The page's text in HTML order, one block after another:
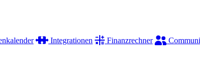
Integrationen Finanzrechner